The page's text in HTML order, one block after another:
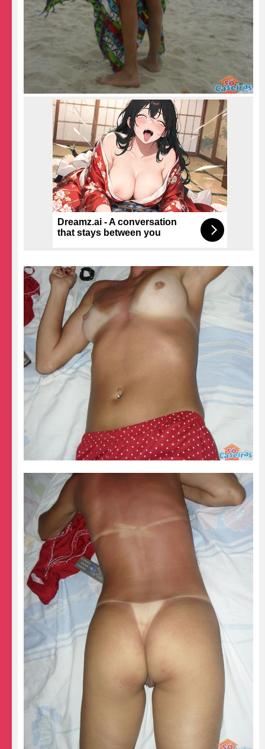
Dreamz.ai - A conversation
that stays between you